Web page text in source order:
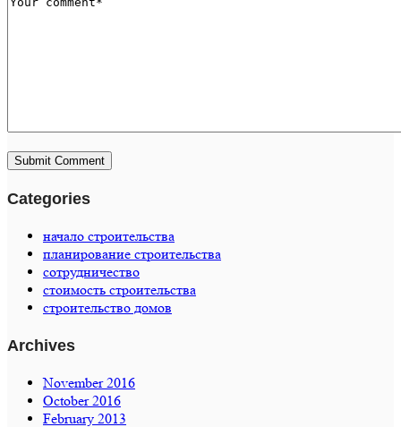
Categories
начало строительства
планирование строительства
сотрудничество
стоимость строительства
строительство домов
Archives
November 2016
October 2016
February 2013